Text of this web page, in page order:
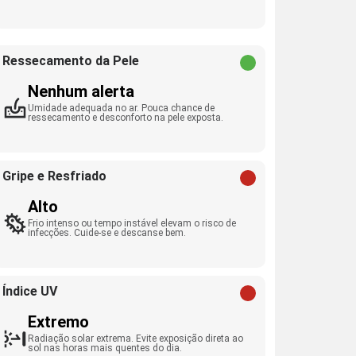
Ressecamento da Pele
Nenhum alerta
Umidade adequada no ar. Pouca chance de
ressecamento e desconforto na pele exposta.
Gripe e Resfriado
Alto
Frio intenso ou tempo instável elevam o risco de
infecções. Cuide-se e descanse bem.
Índice UV
Extremo
Radiação solar extrema. Evite exposição direta ao
sol nas horas mais quentes do dia.